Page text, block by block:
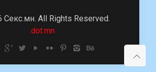
Секс.мн. All Rights Reserved.
dot.mn